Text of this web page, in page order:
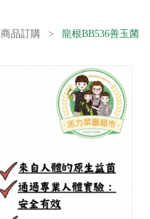
商品訂購 > 龍根BB536善玉菌